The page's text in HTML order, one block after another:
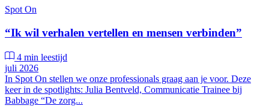
Spot On
“Ik wil verhalen vertellen en mensen verbinden”
4 min leestijd
juli 2026
In Spot On stellen we onze professionals graag aan je voor. Deze
keer in de spotlights: Julia Bentveld, Communicatie Trainee bij
Babbage “De zorg...